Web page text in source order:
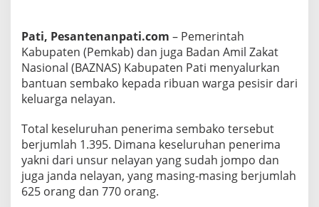
u
a
n
p
a
d
a
N
l
a
y
a
Pati, Pesantenanpati.com – Pemerintah
Kabupaten (Pemkab) dan juga Badan Amil Zakat
Nasional (BAZNAS) Kabupaten Pati menyalurkan
bantuan sembako kepada ribuan warga pesisir dari
keluarga nelayan.
Total keseluruhan penerima sembako tersebut
berjumlah 1.395. Dimana keseluruhan penerima
yakni dari unsur nelayan yang sudah jompo dan
juga janda nelayan, yang masing-masing berjumlah
625 orang dan 770 orang.